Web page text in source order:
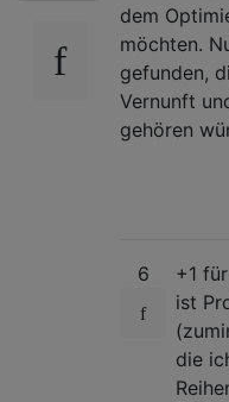
dem
möchten.
gefunden,
Vernunft
gehören
6
+1
ist
die